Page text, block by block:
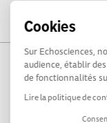
Cookies
Sur Echosciences,
audience, établir
de fonctionnalités
Lire la politique de